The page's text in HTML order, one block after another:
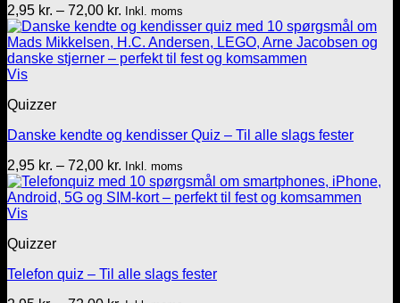
2,95 kr. – 72,00 kr. Prisinterval:
2,95 kr.
til
72,00 kr.
Inkl. moms
Vis
Quizzer
Danske kendte og kendisser Quiz – Til alle slags fester
2,95 kr. – 72,00 kr. Prisinterval:
2,95 kr.
til
Inkl. moms
Vis
Quizzer
Telefon quiz – Til alle slags fester